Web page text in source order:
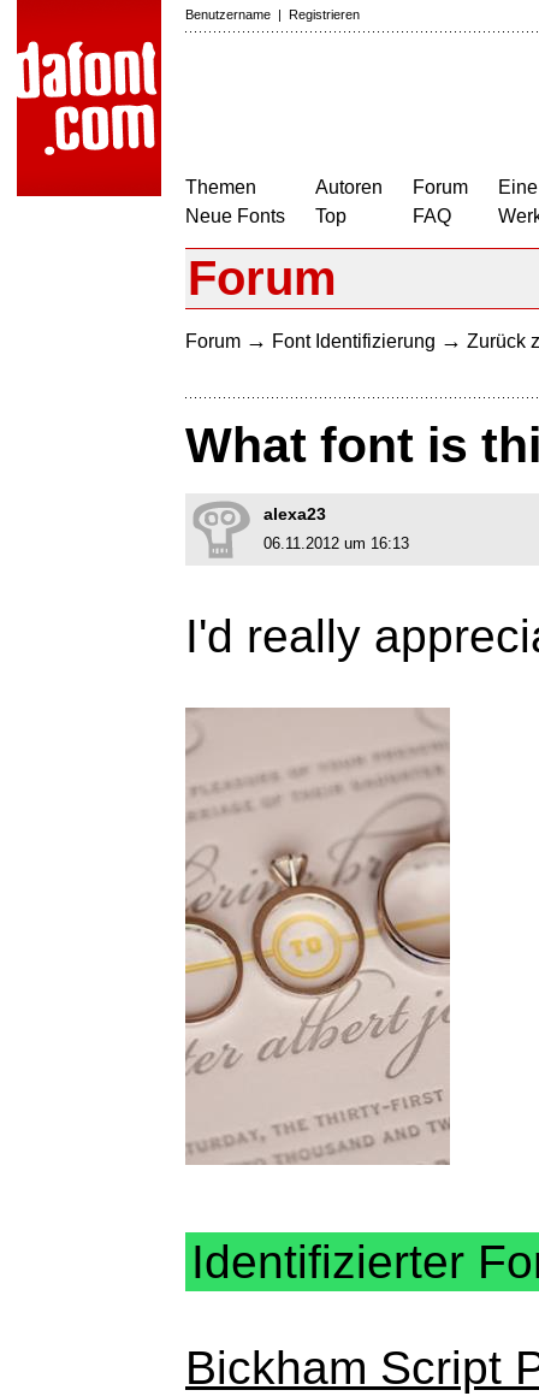
Benutzername | Registrieren
Themen
Neue Fonts
Autoren
Top
Forum
FAQ
Forum
Forum → Font Identifizierung → Zurück
What font is
alexa23
06.11.2012 um 16:13
I'd really
Identifizierter
Bickham Script